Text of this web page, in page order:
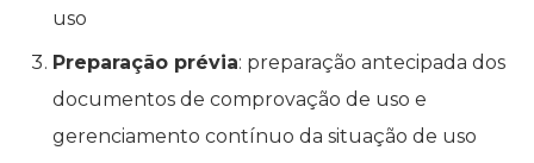
uso
Preparação prévia: preparação antecipada dos
documentos de comprovação de uso e
gerenciamento contínuo da situação de uso